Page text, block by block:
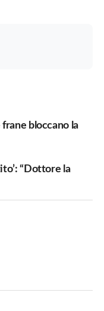
bloccano la
“Dottore la